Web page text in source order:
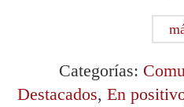
Categorías:
Destacados, En